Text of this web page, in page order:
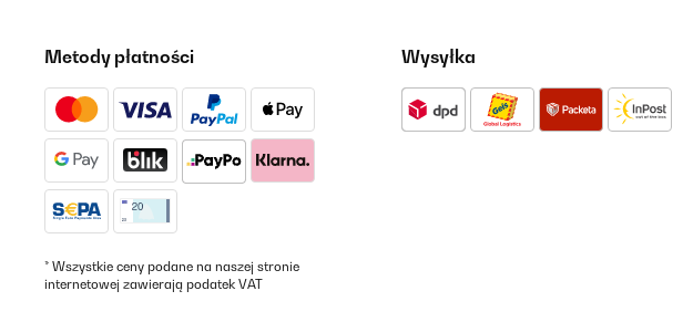
Metody płatności
* Wszystkie ceny podane na naszej stronie
internetowej zawierają podatek VAT
Wysyłka